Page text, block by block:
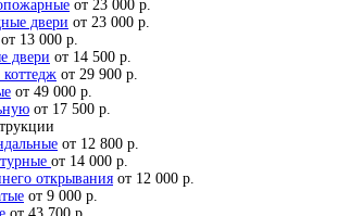
от 23 000 р.
двери от 23 000 р.
от 13 000 р.
двери от 14 500 р.
от 29 900 р.
от 49 000 р.
от 17 500 р.
от 12 800 р.
от 14 000 р.
открывания от 12 000 р.
от 9 000 р.